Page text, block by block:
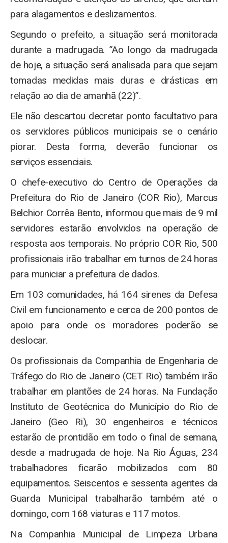
para alagamentos e deslizamentos.
Segundo o prefeito, a situação será monitorada
durante a madrugada. ”Ao longo da madrugada
de hoje, a situação será analisada para que sejam
tomadas medidas mais duras e drásticas em
relação ao dia de amanhã (22)”.
Ele não descartou decretar ponto facultativo para
os servidores públicos municipais se o cenário
piorar. Desta forma, deverão funcionar os
serviços essenciais.
O chefe-executivo do Centro de Operações da
Prefeitura do Rio de Janeiro (COR Rio), Marcus
Belchior Corrêa Bento, informou que mais de 9 mil
servidores estarão envolvidos na operação de
resposta aos temporais. No próprio COR Rio, 500
profissionais irão trabalhar em turnos de 24 horas
para municiar a prefeitura de dados.
Em 103 comunidades, há 164 sirenes da Defesa
Civil em funcionamento e cerca de 200 pontos de
apoio para onde os moradores poderão se
deslocar.
Os profissionais da Companhia de Engenharia de
Tráfego do Rio de Janeiro (CET Rio) também irão
trabalhar em plantões de 24 horas. Na Fundação
Instituto de Geotécnica do Município do Rio de
Janeiro (Geo Ri), 30 engenheiros e técnicos
estarão de prontidão em todo o final de semana,
desde a madrugada de hoje. Na Rio Águas, 234
trabalhadores ficarão mobilizados com 80
equipamentos. Seiscentos e sessenta agentes da
Guarda Municipal trabalharão também até o
domingo, com 168 viaturas e 117 motos.
Na Companhia Municipal de Limpeza Urbana